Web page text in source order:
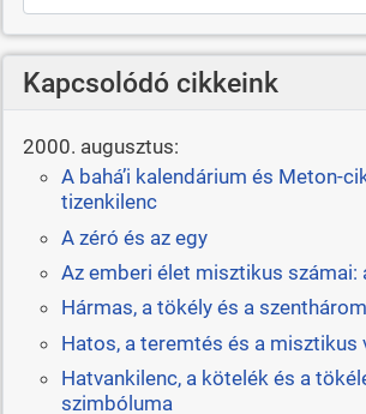
Kapcsolódó cikkeink
2000. augusztus:
A bahá’i kalendárium és Meton-
tizenkilenc
A zéró és az egy
Az emberi élet misztikus számai:
Hármas, a tökély és a
Hatos, a teremtés és a misztikus
Hatvankilenc, a kötelék és a
szimbóluma